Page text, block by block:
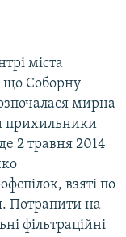
міста
що Соборну
мирна
прихильники
2 травня 2014
взяті по
Потрапити на
фільтраційні